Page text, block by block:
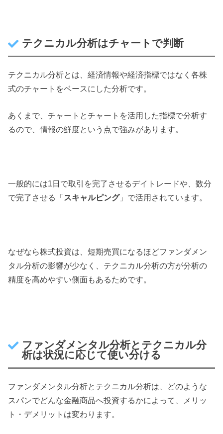
テクニカル分析はチャートで判断
テクニカル分析とは、経済情報や経済指標ではなく各株
式のチャートをベースにした分析です。
あくまで、チャートとチャートを活用した指標で分析す
るので、情報の鮮度という点で強みがあります。
一般的には1日で取引を完了させるデイトレードや、数分
で完了させる「スキャルピング」で活用されています。
なぜなら株式投資は、短期売買になるほどファンダメン
タル分析の影響が少なく、テクニカル分析の方が分析の
精度を高めやすい側面もあるためです。
ファンダメンタル分析とテクニカル分
析は状況に応じて使い分ける
ファンダメンタル分析とテクニカル分析は、どのような
スパンでどんな金融商品へ投資するかによって、メリッ
ト・デメリットは変わります。